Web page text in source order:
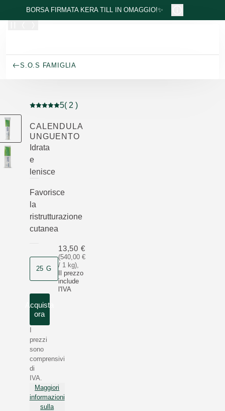
Passa al contenuto principale
BORSA FIRMATA KERA TILL IN OMAGGIO!✨
S.O.S FAMIGLIA
Valutazione attuale: 5 su 5 stelle recensito da 2
5( 2 )
CALENDULA
UNGUENTO
Idrata
e
lenisce
Favorisce
la
ristrutturazione
cutanea
25 G
(540,00 €
/ 1 kg),
Il prezzo
include
l'IVA
13,50 €
Acquista
ora
prezzi
sono
comprensivi
di
IVA.
Maggiori
informazioni
sulla